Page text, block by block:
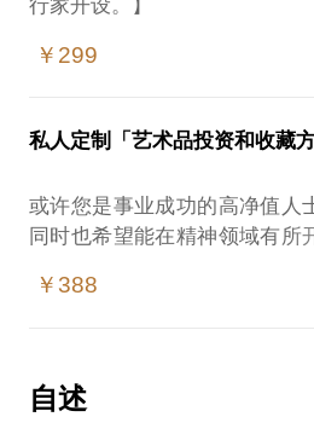
行家开设。】
补差价100元/人】
到私人博物馆、画廊、艺博会
的艺术展览，作为艺术爱好者
只是走马观花，对展品的来
知，意犹未尽？那请来和我看
怎么欣赏艺术品：
艺术家的生平逸事；
￥299
私人定制「艺术品投资和收藏方
或许您是事业成功的高净值人
同时也希望能在精神领域有所
术，热爱生活的白领人士，
许都有这样那样的疑问：
我应该收藏什么种类的艺术品？
￥388
自述